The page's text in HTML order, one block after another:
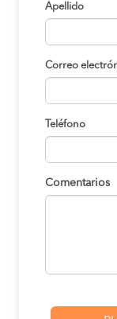
Apellido
Correo
Teléfono
Comentarios